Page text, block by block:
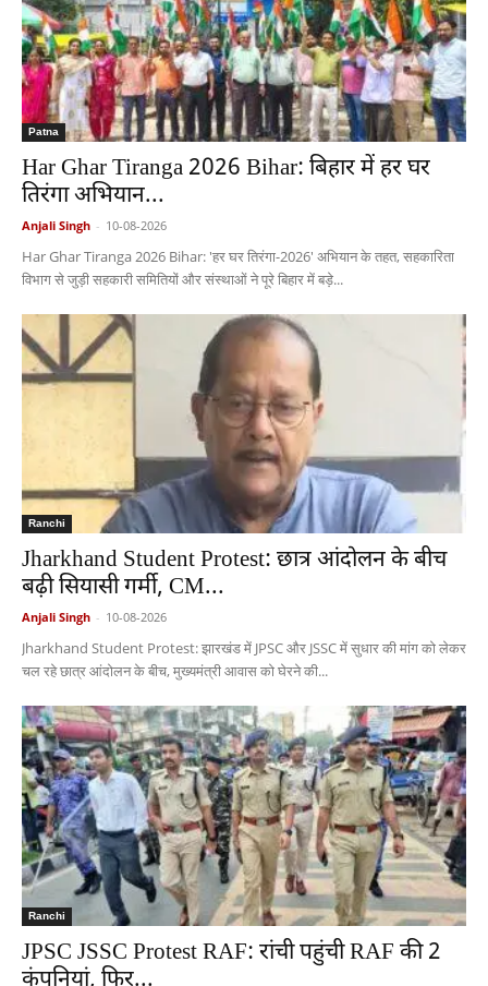
Patna
Har Ghar Tiranga 2026 Bihar: बिहार में हर घर
तिरंगा अभियान...
Anjali Singh - 10-08-2026
Har Ghar Tiranga 2026 Bihar: 'हर घर तिरंगा-2026' अभियान के तहत, सहकारिता
विभाग से जुड़ी सहकारी समितियों और संस्थाओं ने पूरे बिहार में बड़े...
Ranchi
Jharkhand Student Protest: छात्र आंदोलन के बीच
बढ़ी सियासी गर्मी, CM...
Anjali Singh - 10-08-2026
Jharkhand Student Protest: झारखंड में JPSC और JSSC में सुधार की मांग को लेकर
चल रहे छात्र आंदोलन के बीच, मुख्यमंत्री आवास को घेरने की...
Ranchi
JPSC JSSC Protest RAF: रांची पहुंची RAF की 2